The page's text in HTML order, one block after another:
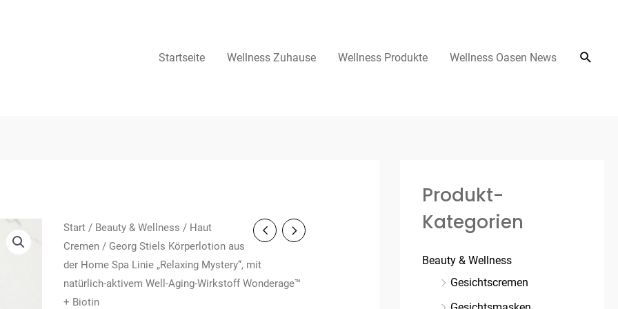
Startseite Wellness Zuhause Wellness Produkte Wellness Oasen News
Start/ Beauty & Wellness / Haut
Cremen/ Georg Stiels Körperlotion aus
der Home Spa Linie „Relaxing Mystery“, mit
natürlich-aktivem Well-Aging-Wirkstoff Wonderage™
+ Biotin
Produkt-
Kategorien
Beauty & Wellness
Gesichtscremen